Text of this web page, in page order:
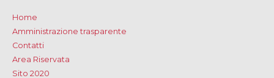
Home
Amministrazione trasparente
Contatti
Area Riservata
Sito 2020